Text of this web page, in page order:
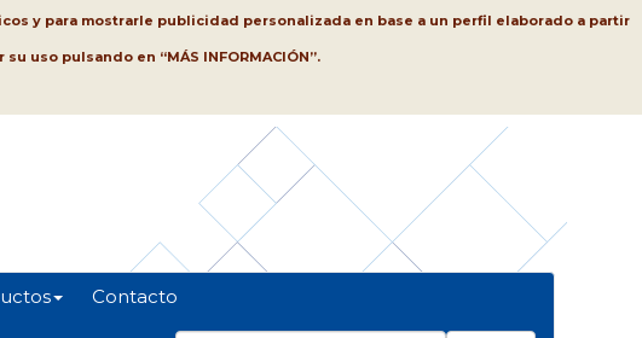
y para mostrarle publicidad personalizada en base a un perfil elaborado a partir
uso pulsando en “MÁS INFORMACIÓN”.
Contacto